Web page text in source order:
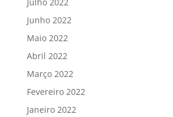
Junho 2022
Maio 2022
Abril 2022
Março 2022
Fevereiro 2022
Janeiro 2022